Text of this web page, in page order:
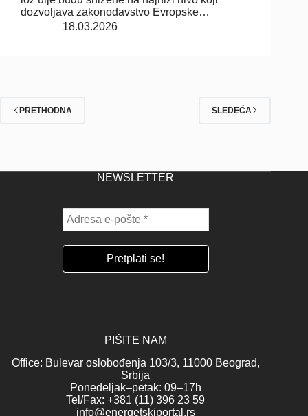
dozvoljava zakonodavstvo Evropske…
18.03.2026
PRETHODNA SLEDEĆA
NEWSLETTER
PIŠITE NAM
Office: Bulevar oslobođenja 103/3, 11000 Beograd,
Srbija
Ponedeljak–petak: 09–17h
Tel/Fax: +381 (11) 396 23 59
info@energetskiportal.rs